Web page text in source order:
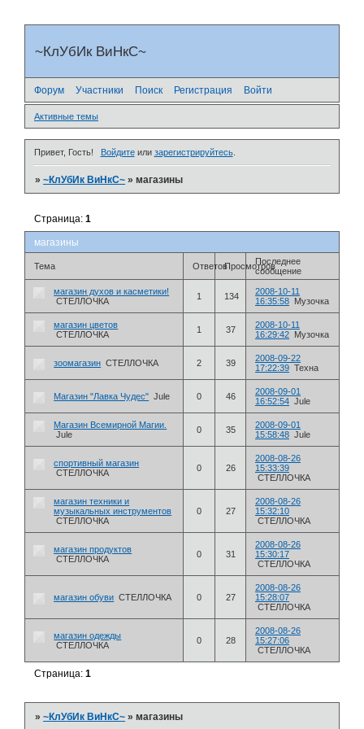
~КлУбИк ВиНкС~
Форум Участники Поиск Регистрация Войти
Активные темы
Привет, Гость! Войдитеили зарегистрируйтесь.
»~КлУбИк ВиНкС~ »магазины
магазины
Страница:1
Тема ОтветовПросмотровПоследнее
сообщение
магазин духов и касметики!
СТЕЛЛОЧКА
1 134
2008-10-11
16:35:58 Музочка
магазин цветов
СТЕЛЛОЧКА
1 37
2008-10-11
16:29:42 Музочка
зоомагазин СТЕЛЛОЧКА 2 39
2008-09-22
17:22:39 Техна
Магазин "Лавка Чудес" Jule 0 46
2008-09-01
16:52:54 Jule
Магазин Всемирной Магии.
Jule
0 35
2008-09-01
15:58:48 Jule
спортивный магазин
СТЕЛЛОЧКА
0 26
2008-08-26
15:33:39
СТЕЛЛОЧКА
магазин техники и
музыкальных инструментов
СТЕЛЛОЧКА
0 27
2008-08-26
15:32:10
СТЕЛЛОЧКА
магазин продуктов
СТЕЛЛОЧКА
0 31
2008-08-26
15:30:17
СТЕЛЛОЧКА
магазин обуви СТЕЛЛОЧКА 0 27
2008-08-26
15:28:07
СТЕЛЛОЧКА
магазин одежды
СТЕЛЛОЧКА
0 28
2008-08-26
15:27:06
СТЕЛЛОЧКА
Страница:1
»~КлУбИк ВиНкС~ »магазины